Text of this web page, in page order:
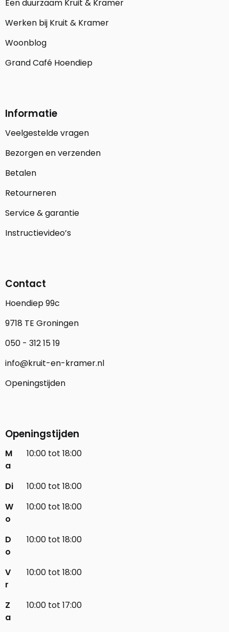
Een duurzaam Kruit & Kramer
Werken bij Kruit & Kramer
Woonblog
Grand Café Hoendiep
Informatie
Veelgestelde vragen
Bezorgen en verzenden
Betalen
Retourneren
Service & garantie
Instructievideo’s
Contact
Hoendiep 99c
9718 TE Groningen
050 - 312 15 19
info@kruit-en-kramer.nl
Openingstijden
Openingstijden
M
a
10:00 tot 18:00
Di
10:00 tot 18:00
W
o
10:00 tot 18:00
D
o
10:00 tot 18:00
V
r
10:00 tot 18:00
Z
a
10:00 tot 17:00